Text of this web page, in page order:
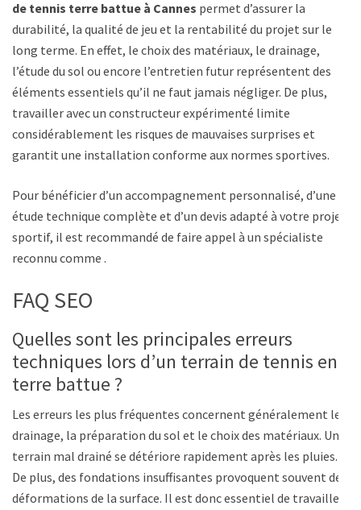
de tennis terre battue à Cannes permet d’assurer la
durabilité, la qualité de jeu et la rentabilité du projet sur le
long terme. En effet, le choix des matériaux, le drainage,
l’étude du sol ou encore l’entretien futur représentent des
éléments essentiels qu’il ne faut jamais négliger. De plus,
travailler avec un constructeur expérimenté limite
considérablement les risques de mauvaises surprises et
garantit une installation conforme aux normes sportives.
Pour bénéficier d’un accompagnement personnalisé, d’une
étude technique complète et d’un devis adapté à votre projet
sportif, il est recommandé de faire appel à un spécialiste
reconnu comme .
FAQ SEO
Quelles sont les principales erreurs
techniques lors d’un terrain de tennis en
terre battue ?
Les erreurs les plus fréquentes concernent généralement le
drainage, la préparation du sol et le choix des matériaux. Un
terrain mal drainé se détériore rapidement après les pluies.
De plus, des fondations insuffisantes provoquent souvent des
déformations de la surface. Il est donc essentiel de travailler